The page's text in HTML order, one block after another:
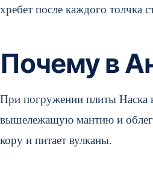
хребет после каждого толчка
Почему в
При погружении плиты Наска
вышележащую мантию и
кору и питает вулканы.